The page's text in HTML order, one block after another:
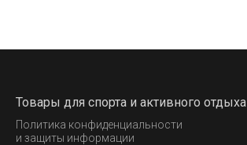
Товары для спорта и активного отдыха
Политика конфиденциальности
и защиты информации